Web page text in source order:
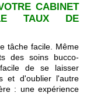
CABINET
TAUX DE
tâche facile. Même
des soins bucco-
de se laisser
et d'oublier l'autre
: une expérience